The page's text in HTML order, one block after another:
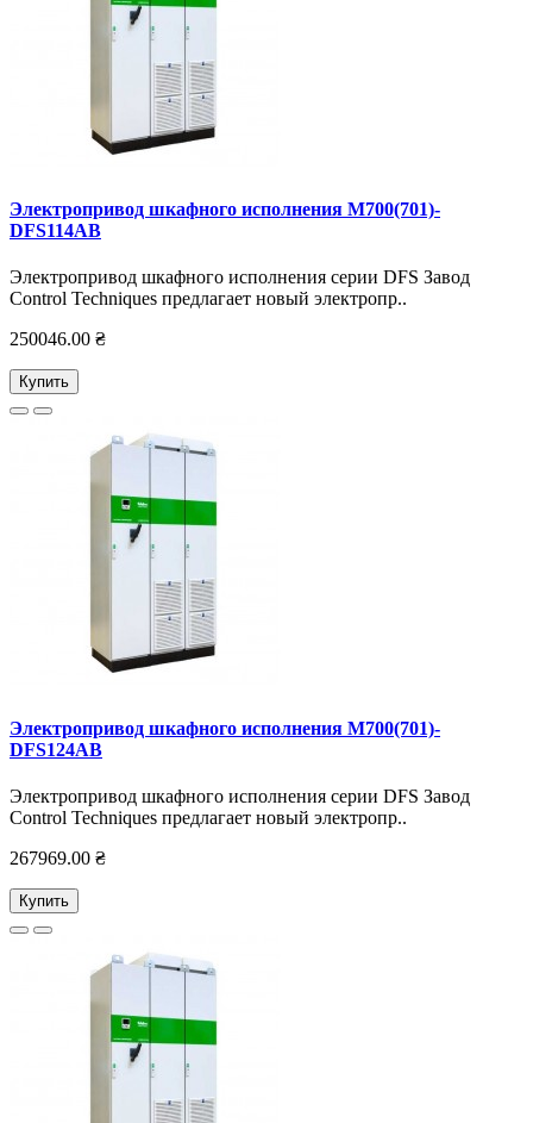
Электропривод шкафного исполнения M700(701)-
DFS114AB
Электропривод шкафного исполнения серии DFS Завод
Control Techniques предлагает новый электропр..
250046.00 ₴
Купить
Электропривод шкафного исполнения M700(701)-
DFS124AB
Электропривод шкафного исполнения серии DFS Завод
Control Techniques предлагает новый электропр..
267969.00 ₴
Купить